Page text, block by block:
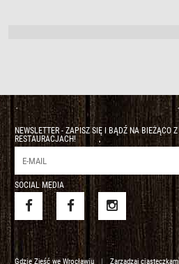
NEWSLETTER - ZAPISZ SIĘ I BĄDŹ NA BIEŻĄCO
RESTAURACJACH!
SOCIAL MEDIA
Gdzie Zjeść we Wrocławiu | Zarządzaj ciasteczkami